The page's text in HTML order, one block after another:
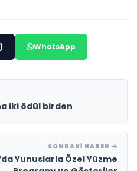
WhatsApp
iki ödül birden
SONRAKI HABER
Yunuslarla Özel Yüzme